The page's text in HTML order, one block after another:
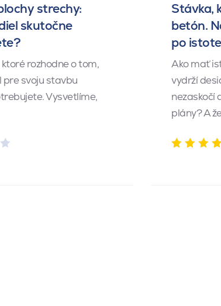
strechy:
skutočne
rozhodne o tom,
pre svoju stavbu
Vysvetlíme,
Stávka,
betón.
po istote
Ako mať
vydrží
nezaskočí
plány? A